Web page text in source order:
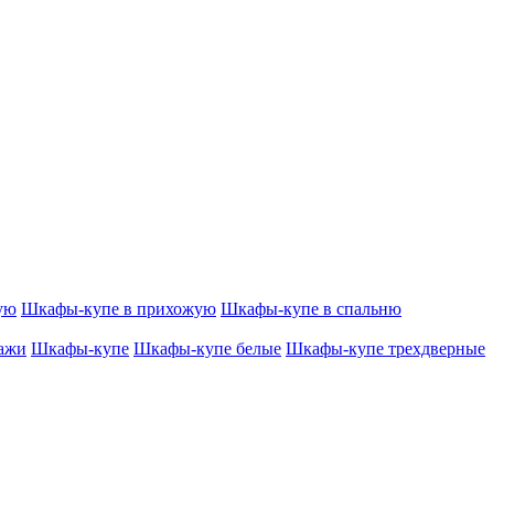
Шкафы-купе в прихожую Шкафы-купе в спальню
Шкафы-купе Шкафы-купе белые Шкафы-купе трехдверные